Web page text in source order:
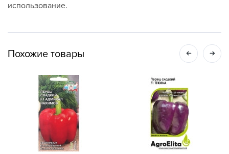
использование.
Похожие товары